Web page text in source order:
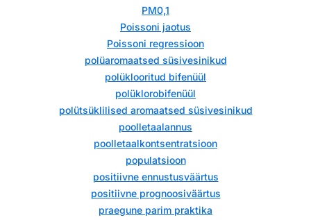
PM0,1
Poissoni jaotus
Poissoni regressioon
polüaromaatsed süsivesinikud
polüklooritud bifenüül
polüklorobifenüül
polütsüklilised aromaatsed süsivesinikud
poolletaalannus
poolletaalkontsentratsioon
populatsioon
positiivne ennustusväärtus
positiivne prognoosiväärtus
praegune parim praktika